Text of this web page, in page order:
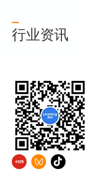
行业资讯